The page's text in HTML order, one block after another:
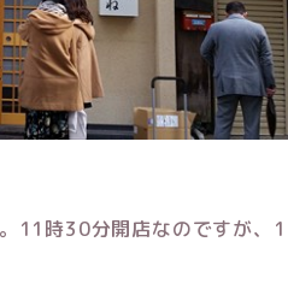
11時30分開店なのですが、